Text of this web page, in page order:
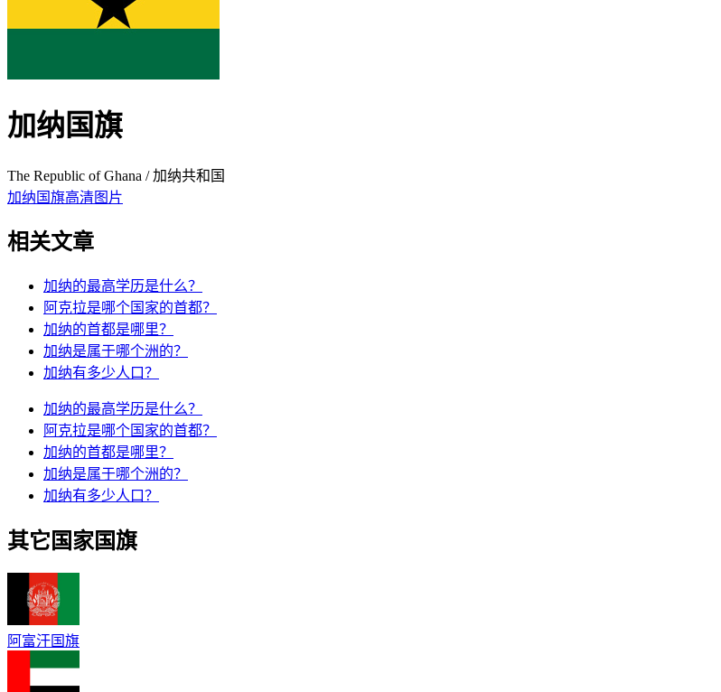
加纳国旗
The Republic of Ghana / 加纳共和国
加纳国旗高清图片
相关文章
加纳的最高学历是什么？
阿克拉是哪个国家的首都？
加纳的首都是哪里？
加纳是属于哪个洲的？
加纳有多少人口？
加纳的最高学历是什么？
阿克拉是哪个国家的首都？
加纳的首都是哪里？
加纳是属于哪个洲的？
加纳有多少人口？
其它国家国旗
阿富汗国旗